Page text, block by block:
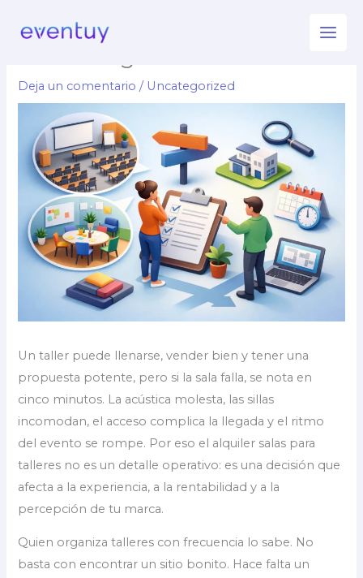
Alquiler salas para talleres:
Deja un comentario / Uncategorized
Un taller puede llenarse, vender bien y tener una
propuesta potente, pero si la sala falla, se nota en
cinco minutos. La acústica molesta, las sillas
incomodan, el acceso complica la llegada y el ritmo
del evento se rompe. Por eso el alquiler salas para
talleres no es un detalle operativo: es una decisión que
afecta a la experiencia, a la rentabilidad y a la
percepción de tu marca.
Quien organiza talleres con frecuencia lo sabe. No
basta con encontrar un sitio bonito. Hace falta un